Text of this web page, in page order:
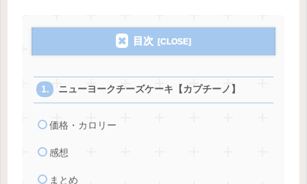
目次
ニューヨークチーズケーキ【カプチーノ】
価格・カロリー
感想
まとめ